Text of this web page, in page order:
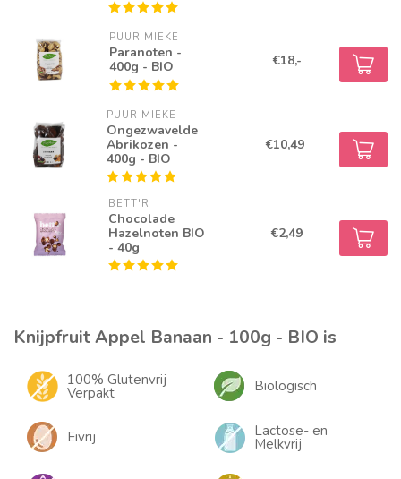
PUUR MIEKE
Paranoten -
400g - BIO
€18,-
PUUR MIEKE
Ongezwavelde
Abrikozen -
400g - BIO
€10,49
BETT'R
Chocolade
Hazelnoten BIO
- 40g
€2,49
Knijpfruit Appel Banaan - 100g - BIO is
100% Glutenvrij
Verpakt Biologisch
Eivrij Lactose- en
Melkvrij